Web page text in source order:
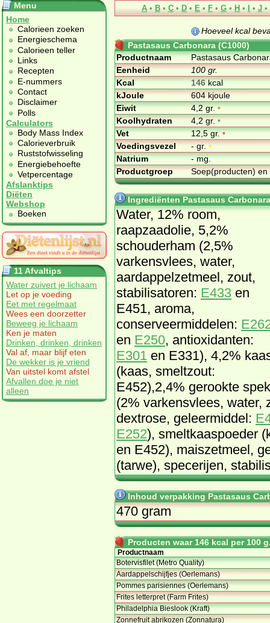
Menu
Home
Calorieen zoeken
Energieschema
Calorieen teller
Links
Recepten
E-nummers
Contact
Disclaimer
Polls
Calculators
Body Mass Index
Calorieverbruik
Ruststofwisseling
Energiebehoefte
Vetpercentage
Afslanktips
Diëten
Webshop
Boeken
11 Afvaltips
Water zuivert je lichaam
Let op je voeding
Eet met regelmaat
Wees een doorzetter
Beweeg je lichaam
Ken je maten
Drinken, drinken, drinken
Val af, maar blijf eten
De wekker is je vriend
Van uitstel komt afstel
Afvallen doe je niet
alleen
A • B • C • D • E • F • G • H • I • J •
Hoeveel kcal
Pastasaus Carbonara (C1000)
Productnaam
Pastasaus
Eenheid
100 gr.
Kcal
146kcal
kJoule
604 kjoule
Eiwit
4,2 gr.•
Koolhydraten
4,2 gr.•
Vet
12,5 gr.•
Voedingsvezel
- gr.•
Natrium
- mg.
Productgroep
Soep(producten)
Ingrediënten Pastasaus
Water, 12% room,
raapzaadolie, 5,2%
schouderham (2,5%
varkensvlees, water,
aardappelzetmeel, zout,
stabilisatoren: E433 en
E451, aroma,
conserveermiddelen:
en E250, antioxidanten:
E301 en E331), 4,2%
(kaas, smeltzout:
E452),2,4% gerookte spek
(2% varkensvlees, water,
dextrose, geleermiddel:
E252), smeltkaaspoeder
en E452), maiszetmeel,
(tarwe), specerijen,
Inhoud verpakking Pastasaus
470 gram
Producten waar 146 kcal per 100
Productnaam
Botervisfilet (Metro Quality)
Aardappelschijfjes (Oerlemans)
Pommes parisiennes (Oerlemans)
Frites letterpret (Farm Frites)
Philadelphia Bieslook (Kraft)
Zonnefruit abrikozen (Zonnatura)